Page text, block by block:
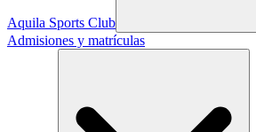
Aquila Sports Club
Admisiones y matrículas